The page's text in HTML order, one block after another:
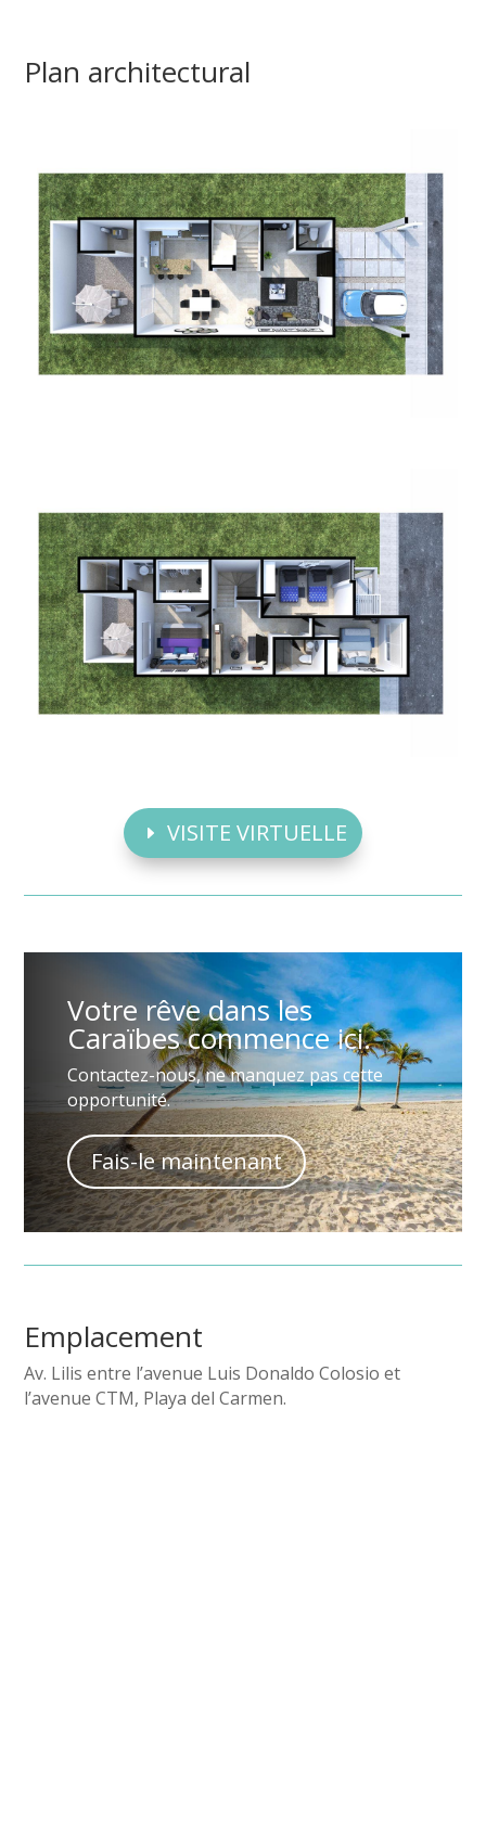
Plan architectural
VISITE VIRTUELLE
Votre rêve dans les
Caraïbes commence ici.
Contactez-nous, ne manquez pas cette
opportunité.
Fais-le maintenant
Emplacement
Av. Lilis entre l’avenue Luis Donaldo Colosio et
l’avenue CTM, Playa del Carmen.